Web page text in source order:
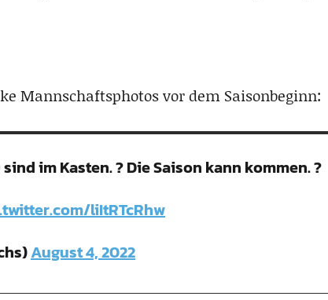
Mannschaftsphotos vor dem Saisonbeginn:
im Kasten. ? Die Saison kann kommen. ?
liItRTcRhw
August 4, 2022